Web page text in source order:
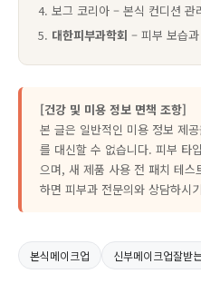
보그 코리아 – 본식 컨디션 관
대한피부과학회 – 피부 보습
[건강 및 미용 정보 면책 조항]
본 글은 일반적인 미용 정보 제
를 대신할 수 없습니다. 피부 타
으며, 새 제품 사용 전 패치 테스
하면 피부과 전문의와 상담하시
본식메이크업 신부메이크업잘받